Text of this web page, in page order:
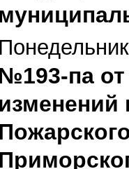
№193-па от
изменений